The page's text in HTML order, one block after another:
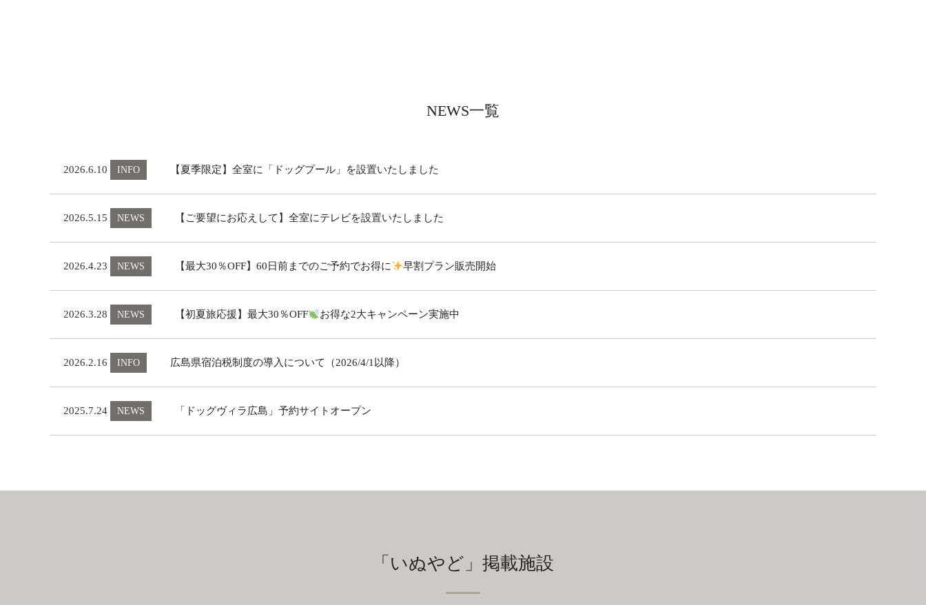
NEWS一覧
2026.6.10 INFO 【夏季限定】全室に「ドッグプール」を設置いたしました
2026.5.15 NEWS 【ご要望にお応えして】全室にテレビを設置いたしました
2026.4.23 NEWS 【最大30％OFF】60日前までのご予約でお得に 早割プラン販売開始
2026.3.28 NEWS 【初夏旅応援】最大30％OFF お得な2大キャンペーン実施中
2026.2.16 INFO 広島県宿泊税制度の導入について（2026/4/1以降）
2025.7.24 NEWS 「ドッグヴィラ広島」予約サイトオープン
「いぬやど」掲載施設